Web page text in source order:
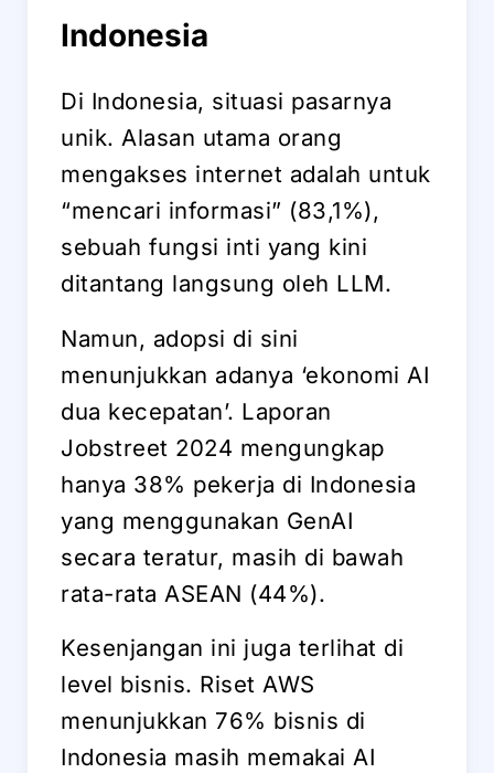
Indonesia
Di Indonesia, situasi pasarnya
unik. Alasan utama orang
mengakses internet adalah untuk
“mencari informasi” (83,1%),
sebuah fungsi inti yang kini
ditantang langsung oleh LLM.
Namun, adopsi di sini
menunjukkan adanya ‘ekonomi AI
dua kecepatan’. Laporan
Jobstreet 2024 mengungkap
hanya 38% pekerja di Indonesia
yang menggunakan GenAI
secara teratur, masih di bawah
rata-rata ASEAN (44%).
Kesenjangan ini juga terlihat di
level bisnis. Riset AWS
menunjukkan 76% bisnis di
Indonesia masih memakai AI